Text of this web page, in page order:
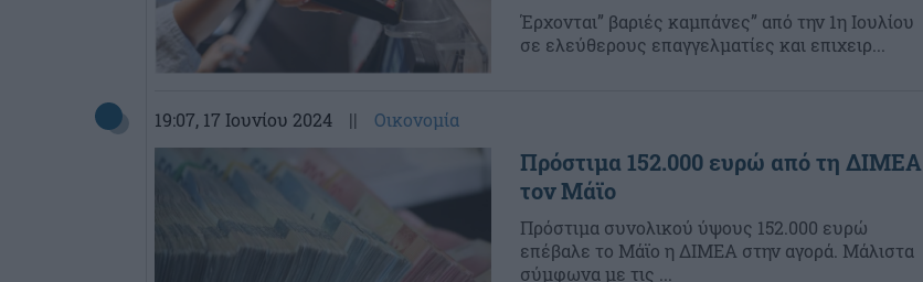
Έρχονται” βαριές καμπάνες” από την 1η Ιουλίου
σε ελεύθερους επαγγελματίες και επιχειρ...
19:07, 17 Ιουνίου 2024 || Οικονομία
Πρόστιμα 152.000 ευρώ από τη ΔΙΜΕΑ
τον Μάϊο
Πρόστιμα συνολικού ύψους 152.000 ευρώ
επέβαλε το Μάϊο η ΔΙΜΕΑ στην αγορά. Μάλιστα
σύμφωνα με τις ...